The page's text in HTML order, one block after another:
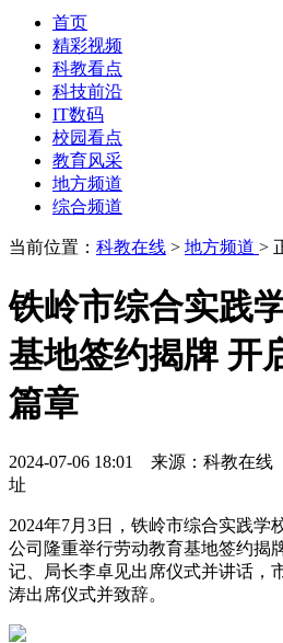
首页
精彩视频
科教看点
科技前沿
IT数码
校园看点
教育风采
地方频道
综合频道
当前位置： 科教在线 > 地方频道 >
铁岭市综合实践
基地签约揭牌 开
篇章
2024-07-06 18:01 来源：科教在线
址
2024年7月3日，铁岭市综合实践学
公司隆重举行劳动教育基地签约揭
记、局长李卓见出席仪式并讲话，
涛出席仪式并致辞。